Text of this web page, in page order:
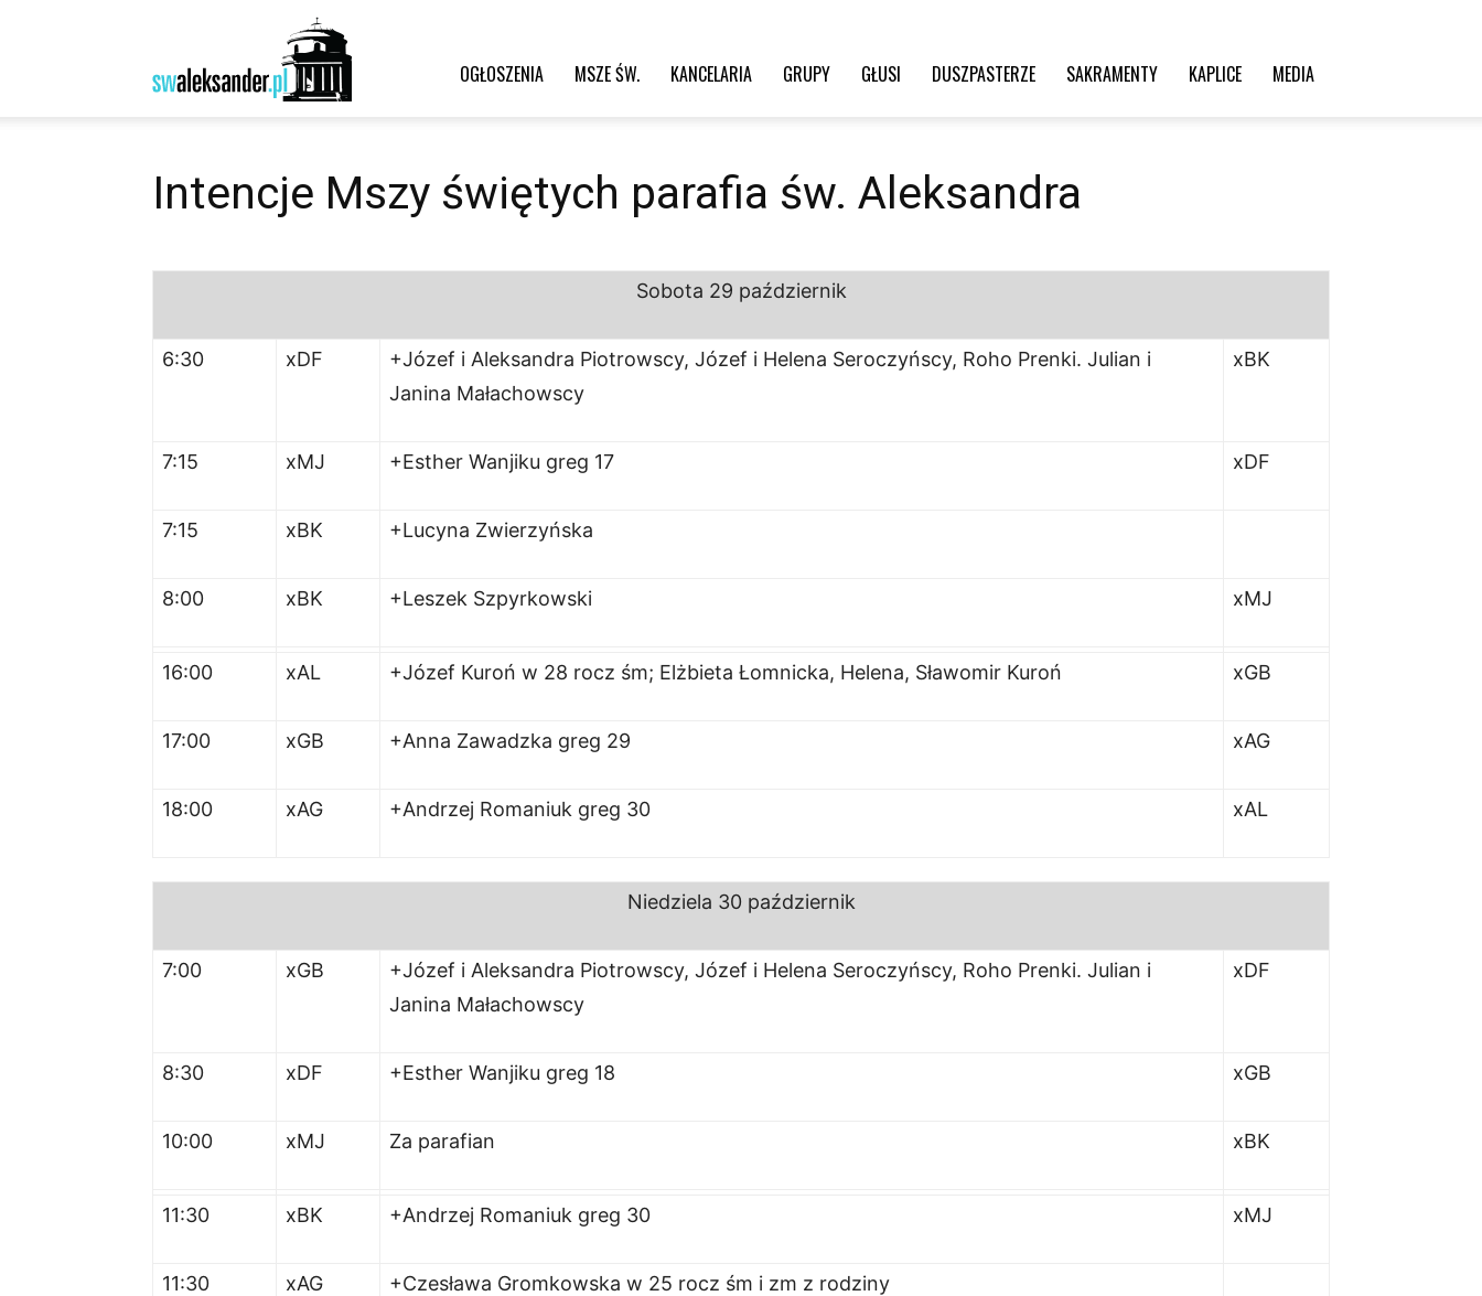
Św.
Aleksander
parafia
OGŁOSZENIA MSZE ŚW. KANCELARIA GRUPY GŁUSI DUSZPASTERZE SAKRAMENTY KAPLICE MEDIA
Intencje Mszy świętych parafia św. Aleksandra
Sobota 29 październik
6:30 xDF
+Józef i Aleksandra Piotrowscy, Józef i Helena Seroczyńscy, Roho Prenki. Julian i
Janina Małachowscy
xBK
7:15 xMJ +Esther Wanjiku greg 17 xDF
7:15 xBK +Lucyna Zwierzyńska
8:00 xBK +Leszek Szpyrkowski xMJ
16:00 xAL +Józef Kuroń w 28 rocz śm; Elżbieta Łomnicka, Helena, Sławomir Kuroń xGB
17:00 xGB +Anna Zawadzka greg 29 xAG
18:00 xAG +Andrzej Romaniuk greg 30 xAL
Niedziela 30 październik
7:00 xGB
+Józef i Aleksandra Piotrowscy, Józef i Helena Seroczyńscy, Roho Prenki. Julian i
Janina Małachowscy
xDF
8:30 xDF +Esther Wanjiku greg 18 xGB
10:00 xMJ Za parafian xBK
11:30 xBK +Andrzej Romaniuk greg 30 xMJ
11:30 xAG +Czesława Gromkowska w 25 rocz śm i zm z rodziny